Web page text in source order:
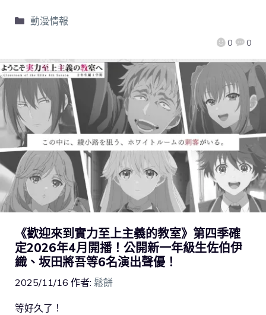
0 0
動漫情報
《歡迎來到實力至上主義的教室》第四季確
定2026年4月開播！公開新一年級生佐伯伊
織、坂田將吾等6名演出聲優！
2025/11/16 作者: 鬆餅
等好久了！